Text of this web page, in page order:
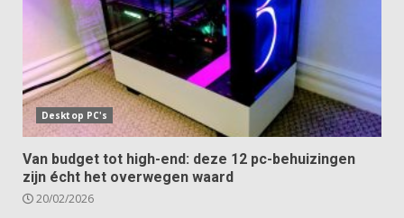
Desktop PC's
Van budget tot high-end: deze 12 pc-behuizingen
zijn écht het overwegen waard
20/02/2026